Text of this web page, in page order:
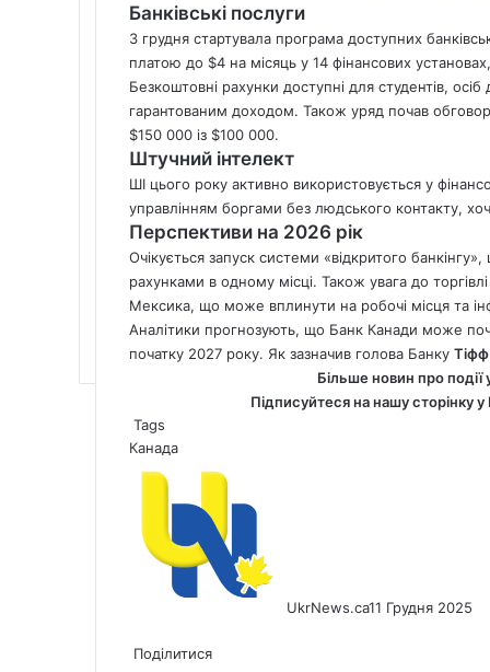
Банківські послуги
З грудня стартувала програма доступних
платою до $4 на місяць у 14 фінансових
Безкоштовні рахунки доступні для студентів, осіб
гарантованим доходом. Також уряд почав
$150 000 із $100 000.
Штучний інтелект
ШІ цього року активно використовується у
управлінням боргами без людського контакту,
Перспективи на 2026 рік
Очікується запуск системи «відкритого
рахунками в одному місці. Також увага до
Мексика, що може вплинути на робочі місця та
Аналітики прогнозують, що Банк Канади може
початку 2027 року. Як зазначив голова Банку
Більше новин про події
Підписуйтеся на нашу сторінку у
Tags
Канада
UkrNews.ca11 Грудня 2025
via
Поділитися